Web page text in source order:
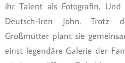
ihr Talent als Fotografin.
Deutsch-Iren John. Trotz
Großmutter plant sie
einst legendäre Galerie der